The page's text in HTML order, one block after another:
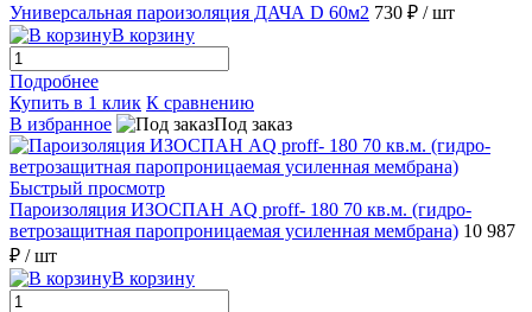
Универсальная пароизоляция ДАЧА D 60м2 730 ₽ / шт
В корзину
Подробнее
Купить в 1 клик К сравнению
В избранное
Под заказ
Быстрый просмотр
Пароизоляция ИЗОСПАН AQ proff- 180 70 кв.м. (гидро-
ветрозащитная паропроницаемая усиленная мембрана) 10 987
₽ / шт
В корзину